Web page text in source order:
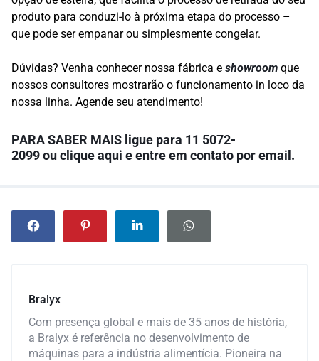
produto para conduzi-lo à próxima etapa do processo –
que pode ser empanar ou simplesmente congelar.
Dúvidas? Venha conhecer nossa fábrica e showroom que
nossos consultores mostrarão o funcionamento in loco da
nossa linha. Agende seu atendimento!
PARA SABER MAIS ligue para 11 5072-
2099ouclique aqui e entre em contato por email.
Bralyx
Com presença global e mais de 35 anos de história,
a Bralyx é referência no desenvolvimento de
máquinas para a indústria alimentícia. Pioneira na